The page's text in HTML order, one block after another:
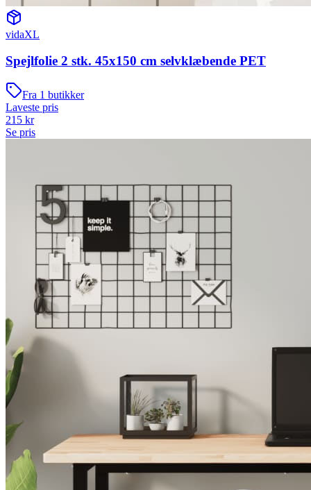
vidaXL
Spejlfolie 2 stk. 45x150 cm selvklæbende PET
Fra 1 butikker
Laveste pris
215 kr
Se pris